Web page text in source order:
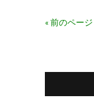
« 前のページ